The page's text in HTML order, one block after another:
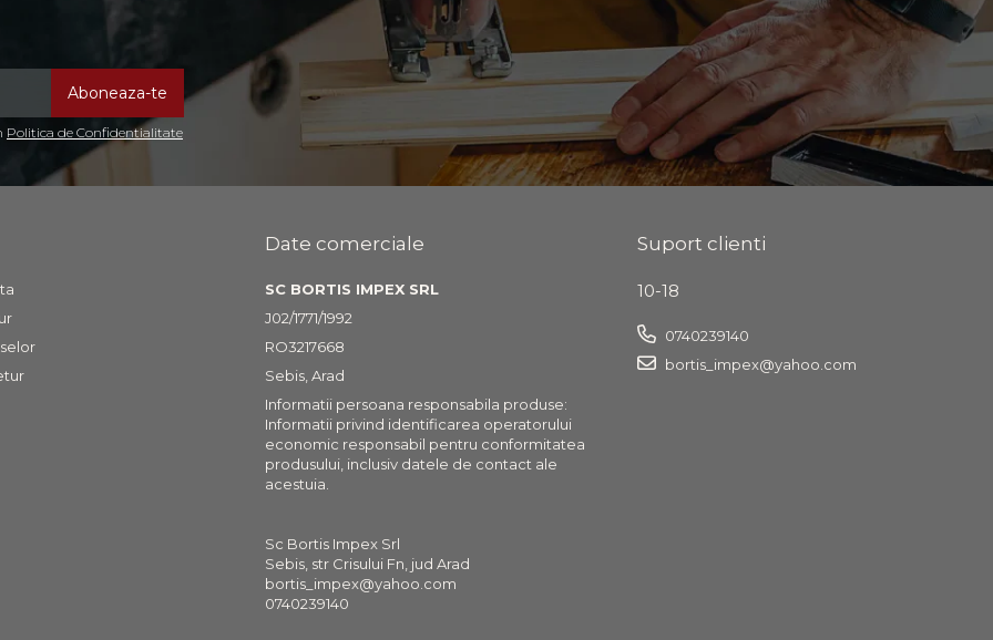
Politica de Confidentialitate
Date comerciale
SC BORTIS IMPEX SRL
J02/1771/1992
RO3217668
Sebis, Arad
Informatii persoana responsabila produse:
Informatii privind identificarea operatorului
economic responsabil pentru conformitatea
produsului, inclusiv datele de contact ale
acestuia.
Sc Bortis Impex Srl
Sebis, str Crisului Fn, jud Arad
bortis_impex@yahoo.com
0740239140
Suport clienti
10-18
0740239140
bortis_impex@yahoo.com